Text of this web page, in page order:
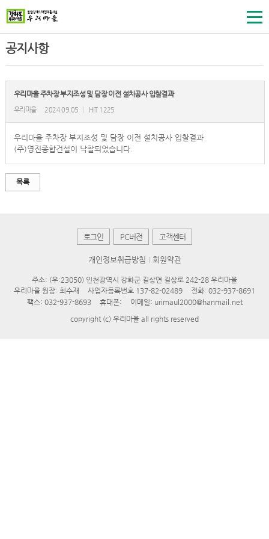
공지사항
우리마을 주차장 부지조성 및 담장 이전 설치공사 입찰결과
우리마을 2024.09.05 HIT 1225
우리마을 주차장 부지조성 및 담장 이전 설치공사 입찰결과
(주)영진종합건설이 낙찰되었습니다.
목록
로그인 PC버전 고객센터
개인정보취급방침 회원약관
주소: (우:23050) 인천광역시 강화군 길상면 길상로 242-28 우리마을
우리마을 원장: 최수재
사업자등록번호 137-82-02489
전화: 032-937-8691
팩스: 032-937-8693
휴대폰:
이메일: urimaul2000@hanmail.net
copyright (c) 우리마을 all rights reserved